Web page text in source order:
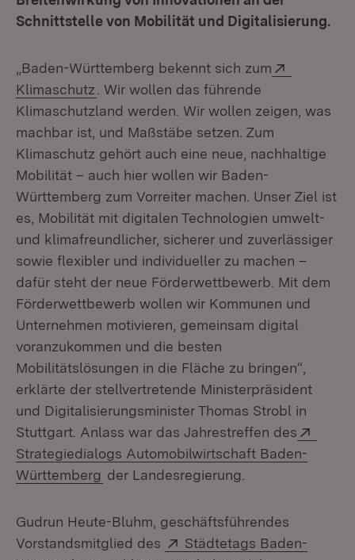
Schnittstelle von Mobilität und Digitalisierung.
„Baden-Württemberg bekennt sich zum
Klimaschutz (Öffnet in neuem Fenster)
. Wir wollen das führende
Klimaschutzland werden. Wir wollen zeigen, was
machbar ist, und Maßstäbe setzen. Zum
Klimaschutz gehört auch eine neue, nachhaltige
Mobilität – auch hier wollen wir Baden-
Württemberg zum Vorreiter machen. Unser Ziel ist
es, Mobilität mit digitalen Technologien umwelt-
und klimafreundlicher, sicherer und zuverlässiger
sowie flexibler und individueller zu machen –
dafür steht der neue Förderwettbewerb. Mit dem
Förderwettbewerb wollen wir Kommunen und
Unternehmen motivieren, gemeinsam digital
voranzukommen und die besten
Mobilitätslösungen in die Fläche zu bringen“,
erklärte der stellvertretende Ministerpräsident
und Digitalisierungsminister Thomas Strobl in
Stuttgart. Anlass war das Jahrestreffen des
Strategiedialogs Automobilwirtschaft Baden-
Württemberg (Öffnet in neuem Fenster)
der Landesregierung.
Gudrun Heute-Bluhm, geschäftsführendes
Vorstandsmitglied des
Extern:
Städtetags Baden-